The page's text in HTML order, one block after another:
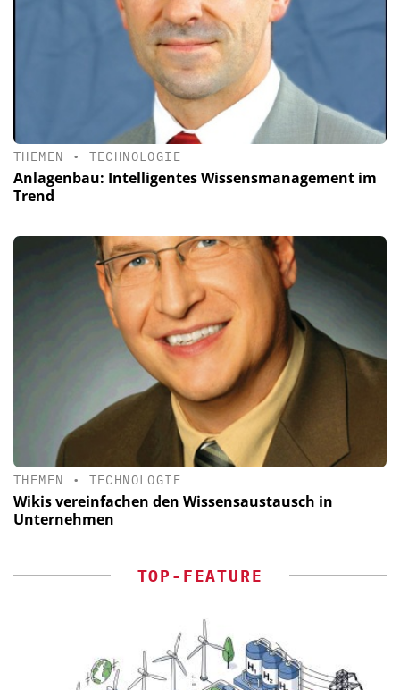
THEMEN • TECHNOLOGIE
Anlagenbau: Intelligentes Wissensmanagement im
Trend
THEMEN • TECHNOLOGIE
Wikis vereinfachen den Wissensaustausch in
Unternehmen
TOP-FEATURE